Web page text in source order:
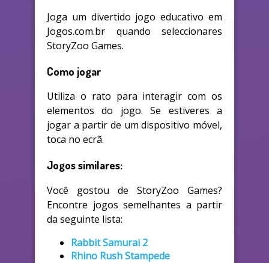
Joga um divertido jogo educativo em
Jogos.com.br quando seleccionares
StoryZoo Games.
Como jogar
Utiliza o rato para interagir com os
elementos do jogo. Se estiveres a
jogar a partir de um dispositivo móvel,
toca no ecrã.
Jogos similares:
Você gostou de StoryZoo Games?
Encontre jogos semelhantes a partir
da seguinte lista:
Rabbit Samurai 2
Rhino Rush Stampede